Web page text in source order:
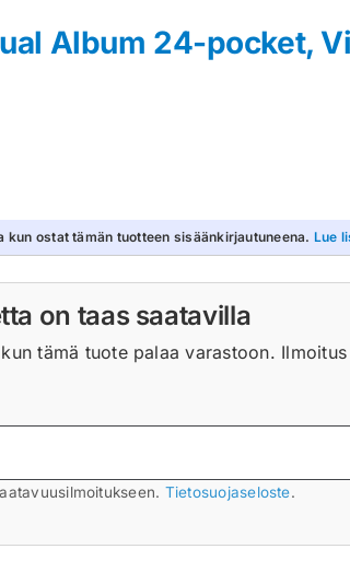
Album 24-pocket,
kun ostat tämän tuotteen sisäänkirjautuneena. Lue
on taas saatavilla
tämä tuote palaa varastoon.
Tietosuojaseloste.